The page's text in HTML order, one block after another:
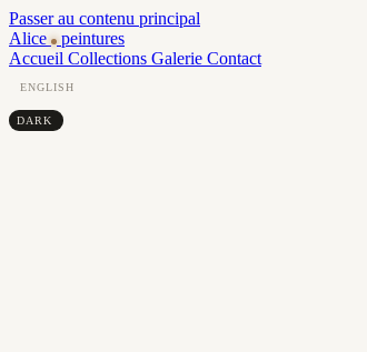
Passer au contenu principal
Alice
peintures
Accueil Collections Galerie Contact
ENGLISH
DARK